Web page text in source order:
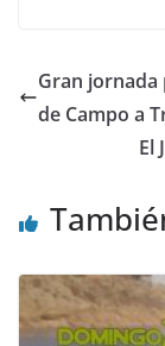
Gran jornada
de Campo a
El